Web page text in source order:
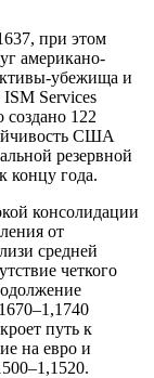
при этом
американо-
убежища и
Services
создано 122
США
резервной
концу года.
консолидации
от
средней
четкого
путь к
на евро и